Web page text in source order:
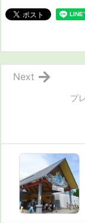
プ
Next